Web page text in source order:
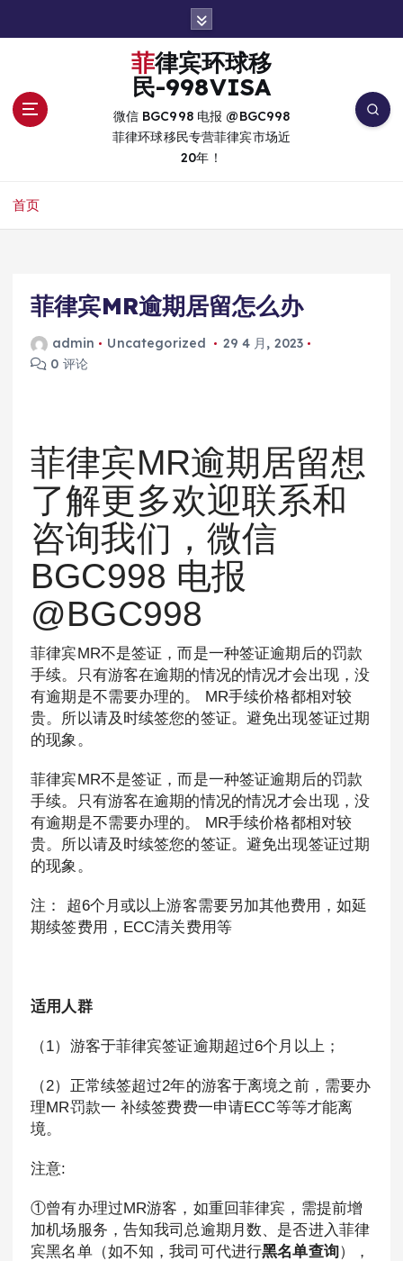
菲律宾环球移
民-998VISA
微信 BGC998 电报 @BGC998
菲律环球移民专营菲律宾市场近
20年！
首页
菲律宾MR逾期居留怎么办
admin Uncategorized
29 4 月, 2023
0 评论
菲律宾MR逾期居留想
了解更多欢迎联系和
咨询我们，微信
BGC998 电报
@BGC998
菲律宾MR不是签证，而是一种签证逾期后的罚款
手续。只有游客在逾期的情况的情况才会出现，没
有逾期是不需要办理的。 MR手续价格都相对较
贵。所以请及时续签您的签证。避免出现签证过期
的现象。
菲律宾MR不是签证，而是一种签证逾期后的罚款
手续。只有游客在逾期的情况的情况才会出现，没
有逾期是不需要办理的。 MR手续价格都相对较
贵。所以请及时续签您的签证。避免出现签证过期
的现象。
注： 超6个月或以上游客需要另加其他费用，如延
期续签费用，ECC清关费用等
适用人群
（1）游客于菲律宾签证逾期超过6个月以上；
（2）正常续签超过2年的游客于离境之前，需要办
理MR罚款一 补续签费费一申请ECC等等才能离
境。
注意:
①曾有办理过MR游客，如重回菲律宾，需提前增
加机场服务，告知我司总逾期月数、是否进入菲律
宾黑名单（如不知，我司可代进行黑名单查询），